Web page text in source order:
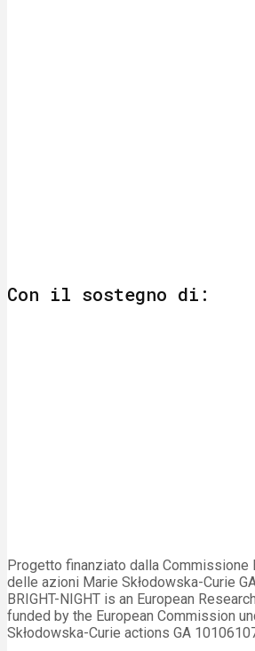
Con il sostegno di:
Progetto finanziato dalla Commissione
delle azioni Marie Skłodowska-Curie
BRIGHT-NIGHT is an European
funded by the European Commission
Skłodowska-Curie actions GA